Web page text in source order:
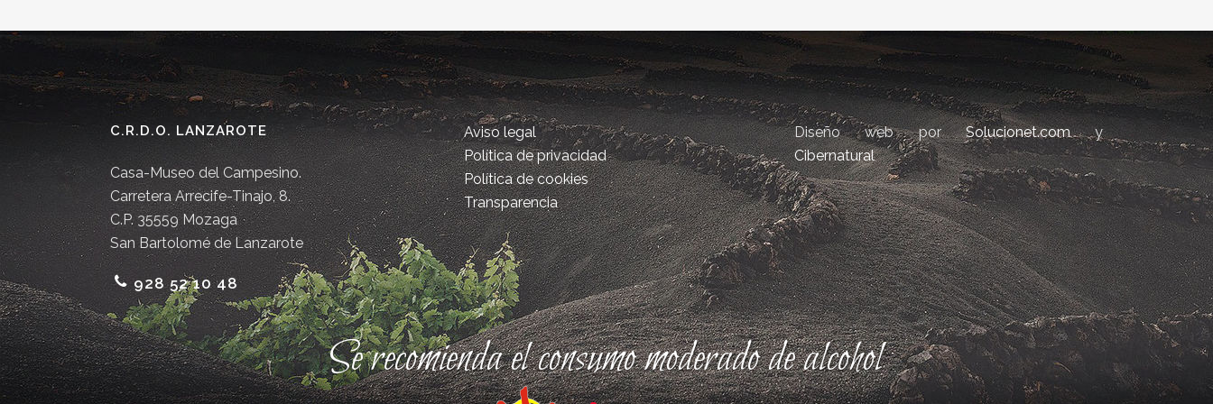
C.R.D.O. LANZAROTE
Casa-Museo del Campesino.
Carretera Arrecife-Tinajo, 8.
C.P. 35559 Mozaga
San Bartolomé de Lanzarote
928 52 10 48
Aviso legal
Política de privacidad
Política de cookies
Transparencia
Diseño web porSolucionet.comy
Cibernatural
Se recomienda el consumo moderado de alcohol